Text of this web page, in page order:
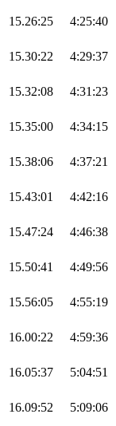
15.26:25 4:25:40
15.30:22 4:29:37
15.32:08 4:31:23
15.35:00 4:34:15
15.38:06 4:37:21
15.43:01 4:42:16
15.47:24 4:46:38
15.50:41 4:49:56
15.56:05 4:55:19
16.00:22 4:59:36
16.05:37 5:04:51
16.09:52 5:09:06